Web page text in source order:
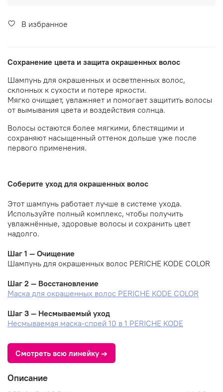
В избранное
Сохранение цвета и защита окрашенных волос
Шампунь для окрашенных и осветленных волос,
склонных к сухости и потере яркости.
Мягко очищает, увлажняет и помогает защитить волосы
от вымывания цвета и воздействия солнца.
Волосы остаются более мягкими, блестящими и
сохраняют насыщенный оттенок дольше уже после
первого применения.
Соберите уход для окрашенных волос
Этот шампунь работает лучше в системе ухода.
Используйте полный комплекс, чтобы получить
увлажнённые, здоровые волосы и сохранить цвет
надолго.
Шаг 1 — Очищение
Шампунь для окрашенных волос PERICHE KODE COLOR
Шаг 2 — Восстановление
Маска для окрашенных волос PERICHE KODE COLOR
Шаг 3 — Несмываемый уход
Несмываемая маска-спрей 10 в 1 PERICHE KODE
Смотреть всю линейку →
Описание